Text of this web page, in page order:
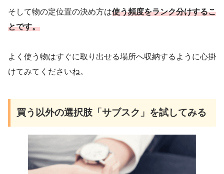
そして物の定位置の決め方は使う頻度をランク分けするこ
とです。
よく使う物はすぐに取り出せる場所へ収納するように心掛
けてみてくださいね。
買う以外の選択肢「サブスク」を試してみる